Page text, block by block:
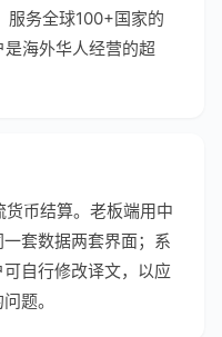
服务全球100+国家的
海外华人经营的超
币结算。老板端用中
套数据两套界面；系
自行修改译文，以应
题。